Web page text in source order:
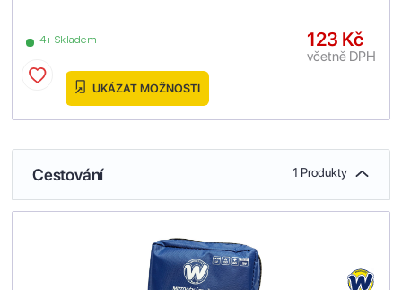
4+ Skladem 123 Kč
včetně DPH
UKÁZAT MOŽNOSTI
Cestování 1 Produkty